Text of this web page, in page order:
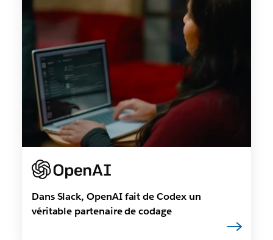
Dans Slack, OpenAI fait de Codex un
véritable partenaire de codage